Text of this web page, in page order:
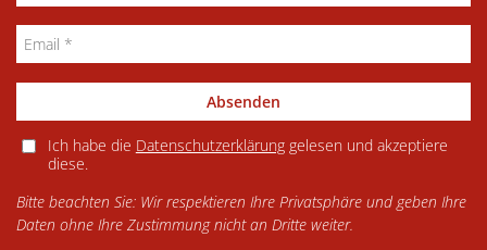
Absenden
Ich habe die Datenschutzerklärunggelesen und akzeptiere
diese.
Bitte beachten Sie: Wir respektieren Ihre Privatsphäre und geben Ihre
Daten ohne Ihre Zustimmung nicht an Dritte weiter.